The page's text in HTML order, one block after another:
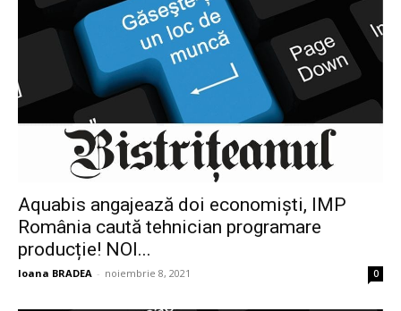
Aquabis angajează doi economiști, IMP
România caută tehnician programare
producție! NOI...
Ioana BRADEA - noiembrie 8, 2021 0